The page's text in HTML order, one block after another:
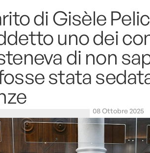
di Gisèle
uno dei
di non
stata
08 Ottobre 2025